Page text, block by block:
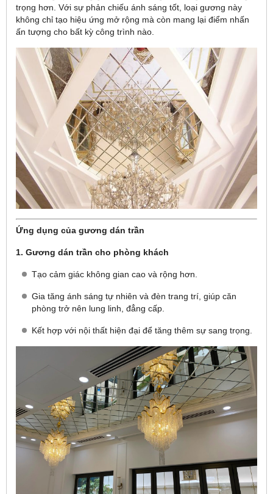
trọng hơn. Với sự phản chiếu ánh sáng tốt, loại gương này
không chỉ tạo hiệu ứng mở rộng mà còn mang lại điểm nhấn
ấn tượng cho bất kỳ công trình nào.
Ứng dụng của gương dán trần
1. Gương dán trần cho phòng khách
Tạo cảm giác không gian cao và rộng hơn.
Gia tăng ánh sáng tự nhiên và đèn trang trí, giúp căn
phòng trở nên lung linh, đẳng cấp.
Kết hợp với nội thất hiện đại để tăng thêm sự sang trọng.